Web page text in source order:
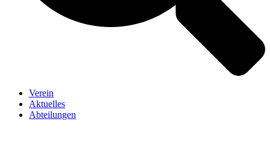
Verein
Aktuelles
Abteilungen